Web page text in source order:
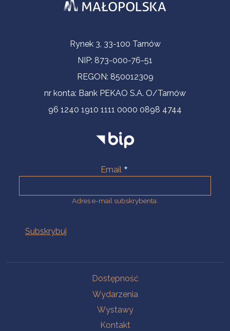
Informacje kontaktoweRynek 3, 33-100 Tarnów
NIP: 873-000-76-51
REGON: 850012309
nr konta: Bank PEKAO S.A. O/Tarnów
96 1240 1910 1111 0000 0898 4744
Email
Adres e-mail subskrybenta.
Dostępność
Wydarzenia
Wystawy
Kontakt